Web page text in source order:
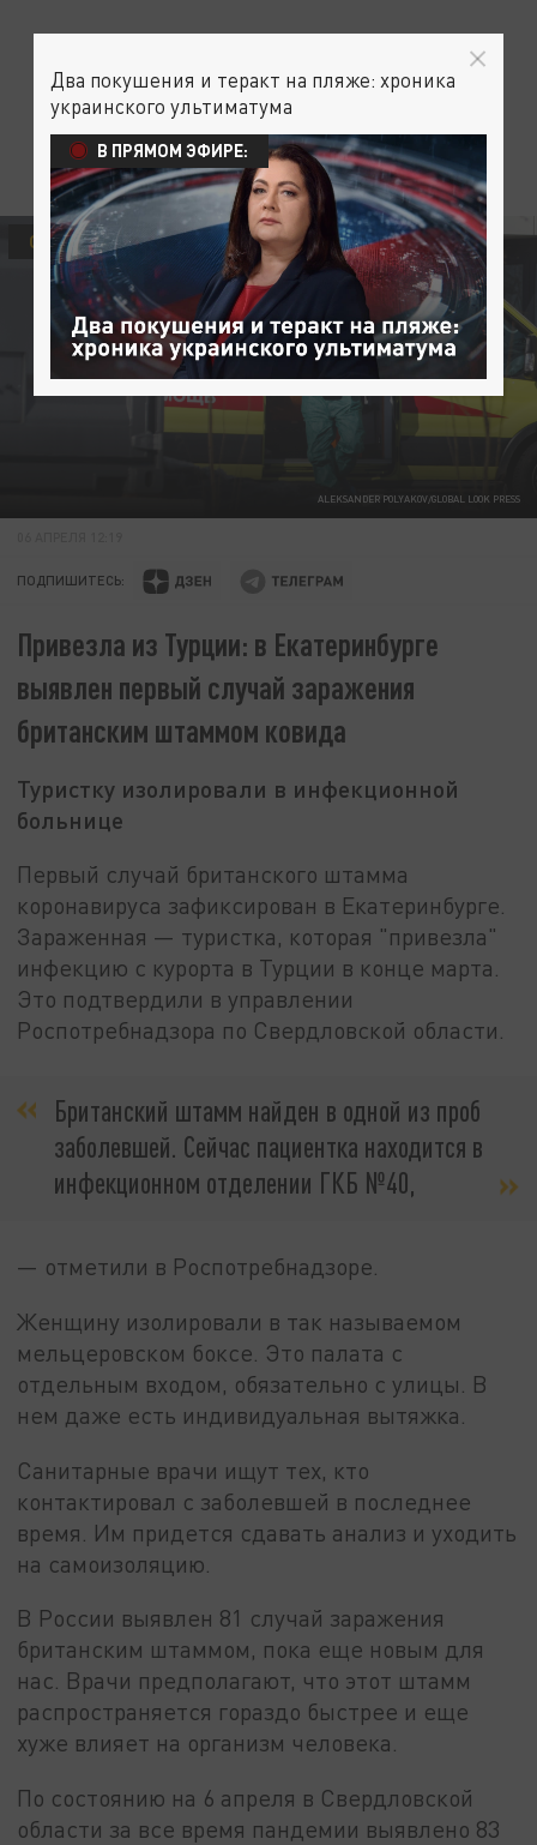
ALEKSANDER POLYAKOV/GLOBAL LOOK PRESS
ОБЩЕСТВО
ПОДПИШИТЕСЬ:
Привезла из Турции: в Екатеринбурге
выявлен первый случай заражения
британским штаммом ковида
Туристку изолировали в инфекционной
больнице
Первый случай британского штамма
коронавируса зафиксирован в Екатеринбурге.
Зараженная — туристка, которая "привезла"
инфекцию с курорта в Турции в конце марта.
Это подтвердили в управлении
Роспотребнадзора по Свердловской области.
Британский штамм найден в одной из проб
заболевшей. Сейчас пациентка находится в
инфекционном отделении ГКБ №40,
— отметили в Роспотребнадзоре.
Женщину изолировали в так называемом
мельцеровском боксе. Это палата с
отдельным входом, обязательно с улицы. В
нем даже есть индивидуальная вытяжка.
Санитарные врачи ищут тех, кто
контактировал с заболевшей в последнее
время. Им придется сдавать анализ и уходить
на самоизоляцию.
В России выявлен 81 случай заражения
британским штаммом, пока еще новым для
нас. Врачи предполагают, что этот штамм
распространяется гораздо быстрее и еще
хуже влияет на организм человека.
По состоянию на 6 апреля в Свердловской
области за все время пандемии выявлено 83
Два покушения и теракт на пляже: хроника
украинского ультиматума
В ПРЯМОМ ЭФИРЕ: